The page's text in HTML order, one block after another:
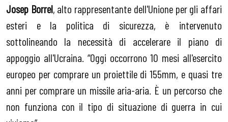
Josep Borrel, alto rappresentante dell'Unione per gli affari
esteri e la politica di sicurezza, è intervenuto
sottolineando la necessità di accelerare il piano di
appoggio all'Ucraina. “Oggi occorrono 10 mesi all'esercito
europeo per comprare un proiettile di 155mm, e quasi tre
anni per comprare un missile aria-aria. È un percorso che
non funziona con il tipo di situazione di guerra in cui